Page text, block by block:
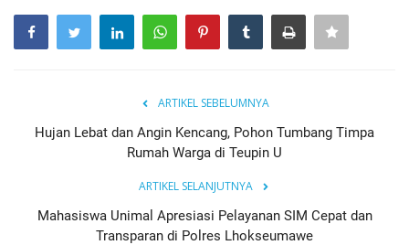
ARTIKEL SEBELUMNYA
Hujan Lebat dan Angin Kencang, Pohon Tumbang Timpa
Rumah Warga di Teupin U
ARTIKEL SELANJUTNYA
Mahasiswa Unimal Apresiasi Pelayanan SIM Cepat dan
Transparan di Polres Lhokseumawe